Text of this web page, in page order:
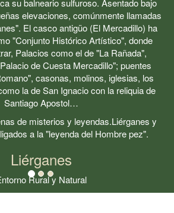
su balneario sulfuroso. Asentado bajo
elevaciones, comúnmente llamadas
El casco antigüo (El Mercadillo) ha
"Conjunto Histórico Artístico", donde
Palacios como el de "La Rañada",
de Cuesta Mercadillo"; puentes
casonas, molinos, iglesias, los
la de San Ignacio con la reliquia de
Santiago Apostol…
de misterios y leyendas.Liérganes y
a la "leyenda del Hombre pez".
Liérganes
Rural y Natural